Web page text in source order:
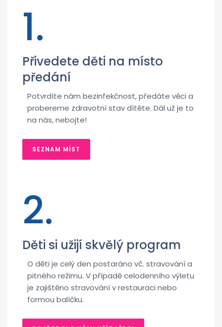
1.
Přivedete děti na místo
předání
Potvrdíte nám bezinfekčnost, předáte věci a
probereme zdravotní stav dítěte. Dál už je to
na nás, nebojte!
SEZNAM MÍST
2.
Děti si užijí skvělý program
O děti je celý den postaráno vč. stravování a
pitného režimu. V případě celodenního výletu
je zajištěno stravování v restauraci nebo
formou balíčku.